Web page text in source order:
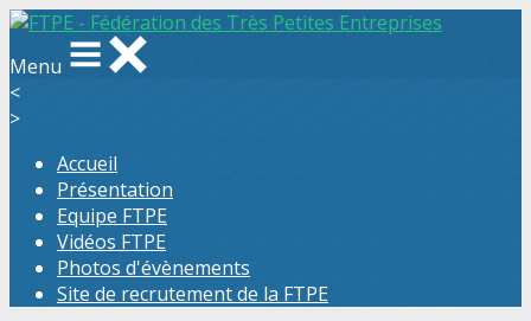
Menu
<
>
Accueil
Présentation
Equipe FTPE
Vidéos FTPE
Photos d'évènements
Site de recrutement de la FTPE